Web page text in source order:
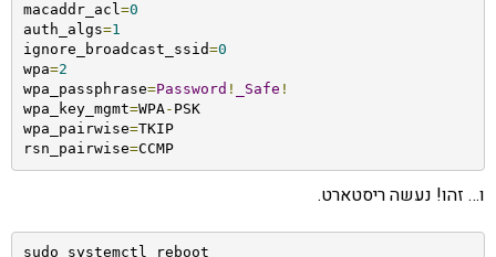
macaddr_acl=0
auth_algs=1
ignore_broadcast_ssid=0
wpa=2
wpa_passphrase=Password ! _Safe !
wpa_key_mgmt=WPA- PSK
wpa_pairwise=TKIP
rsn_pairwise=CCMP
ו… זהו! נעשה ריסטארט.
sudo systemctl reboot